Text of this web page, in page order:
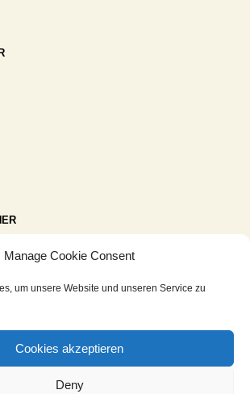
Manage Cookie Consent
um unsere Website und unseren Service zu
Cookies akzeptieren
Deny
(EU)